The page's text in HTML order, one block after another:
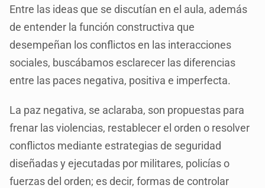
Entre las ideas que se discutían en el aula, además
de entender la función constructiva que
desempeñan los conflictos en las interacciones
sociales, buscábamos esclarecer las diferencias
entre las paces negativa, positiva e imperfecta.
La paz negativa, se aclaraba, son propuestas para
frenar las violencias, restablecer el orden o resolver
conflictos mediante estrategias de seguridad
diseñadas y ejecutadas por militares, policías o
fuerzas del orden; es decir, formas de controlar